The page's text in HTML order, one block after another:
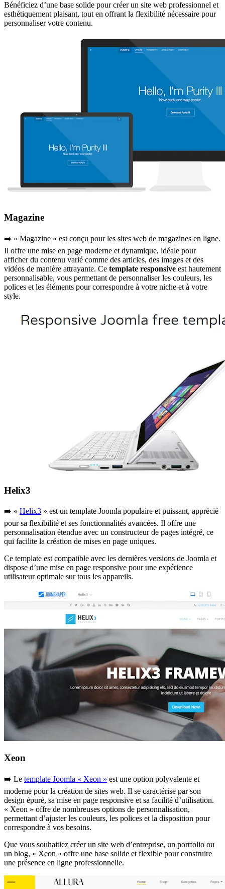
Bénéficiez d’une base solide pour créer un site web professionnel et
esthétiquement plaisant, tout en offrant la flexibilité nécessaire pour
personnaliser votre contenu.
Magazine
➡️ « Magazine » est conçu pour les sites web de magazines en ligne.
Il offre une mise en page moderne et dynamique, idéale pour
afficher du contenu varié comme des articles, des images et des
vidéos de manière attrayante. Ce template responsive est hautement
personnalisable, vous permettant de personnaliser les couleurs, les
polices et les éléments pour correspondre à votre niche et à votre
style.
Helix3
➡️ « Helix3 » est un template Joomla populaire et puissant, apprécié
pour sa flexibilité et ses fonctionnalités avancées. Il offre une
personnalisation étendue avec un constructeur de pages intégré, ce
qui facilite la création de mises en page uniques.
Ce template est compatible avec les dernières versions de Joomla et
dispose d’une mise en page responsive pour une expérience
utilisateur optimale sur tous les appareils.
Xeon
➡️ Le template Joomla « Xeon » est une option polyvalente et
moderne pour la création de sites web. Il se caractérise par son
design épuré, sa mise en page responsive et sa facilité d’utilisation.
« Xeon » offre de nombreuses options de personnalisation,
permettant d’ajuster les couleurs, les polices et la disposition pour
correspondre à vos besoins.
Que vous souhaitiez créer un site web d’entreprise, un portfolio ou
un blog, « Xeon » offre une base solide et flexible pour construire
une présence en ligne professionnelle.